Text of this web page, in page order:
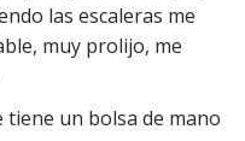
las escaleras me
muy prolijo, me
un bolsa de mano